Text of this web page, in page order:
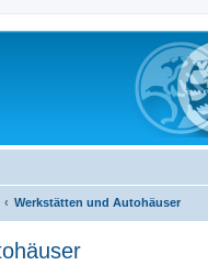
Werkstätten und Autohäuser